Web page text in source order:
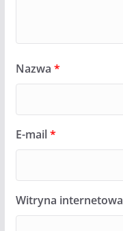
Nazwa *
E-mail*
Witryna internetowa